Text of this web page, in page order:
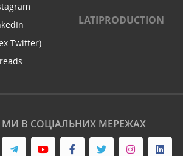
Twitter)
LATIPRODUCTION
МИ В СОЦІАЛЬНИХ МЕРЕЖАХ